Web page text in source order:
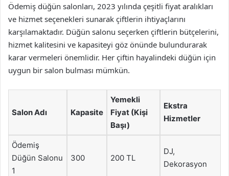
Ödemiş düğün salonları, 2023 yılında çeşitli fiyat aralıkları
ve hizmet seçenekleri sunarak çiftlerin ihtiyaçlarını
karşılamaktadır. Düğün salonu seçerken çiftlerin bütçelerini,
hizmet kalitesini ve kapasiteyi göz önünde bulundurarak
karar vermeleri önemlidir. Her çiftin hayalindeki düğün için
uygun bir salon bulması mümkün.
Salon Adı Kapasite
Yemekli
Fiyat (Kişi
Başı)
Ekstra
Hizmetler
Ödemiş
Düğün Salonu
1
300 200 TL
DJ,
Dekorasyon